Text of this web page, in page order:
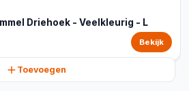
Driehoek - Veelkleurig - L
Bekijk
Toevoegen